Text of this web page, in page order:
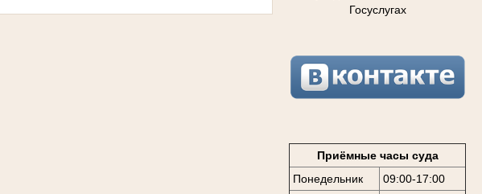
Госуслугах
Приёмные часы суда
Понедельник
09:00-17:00